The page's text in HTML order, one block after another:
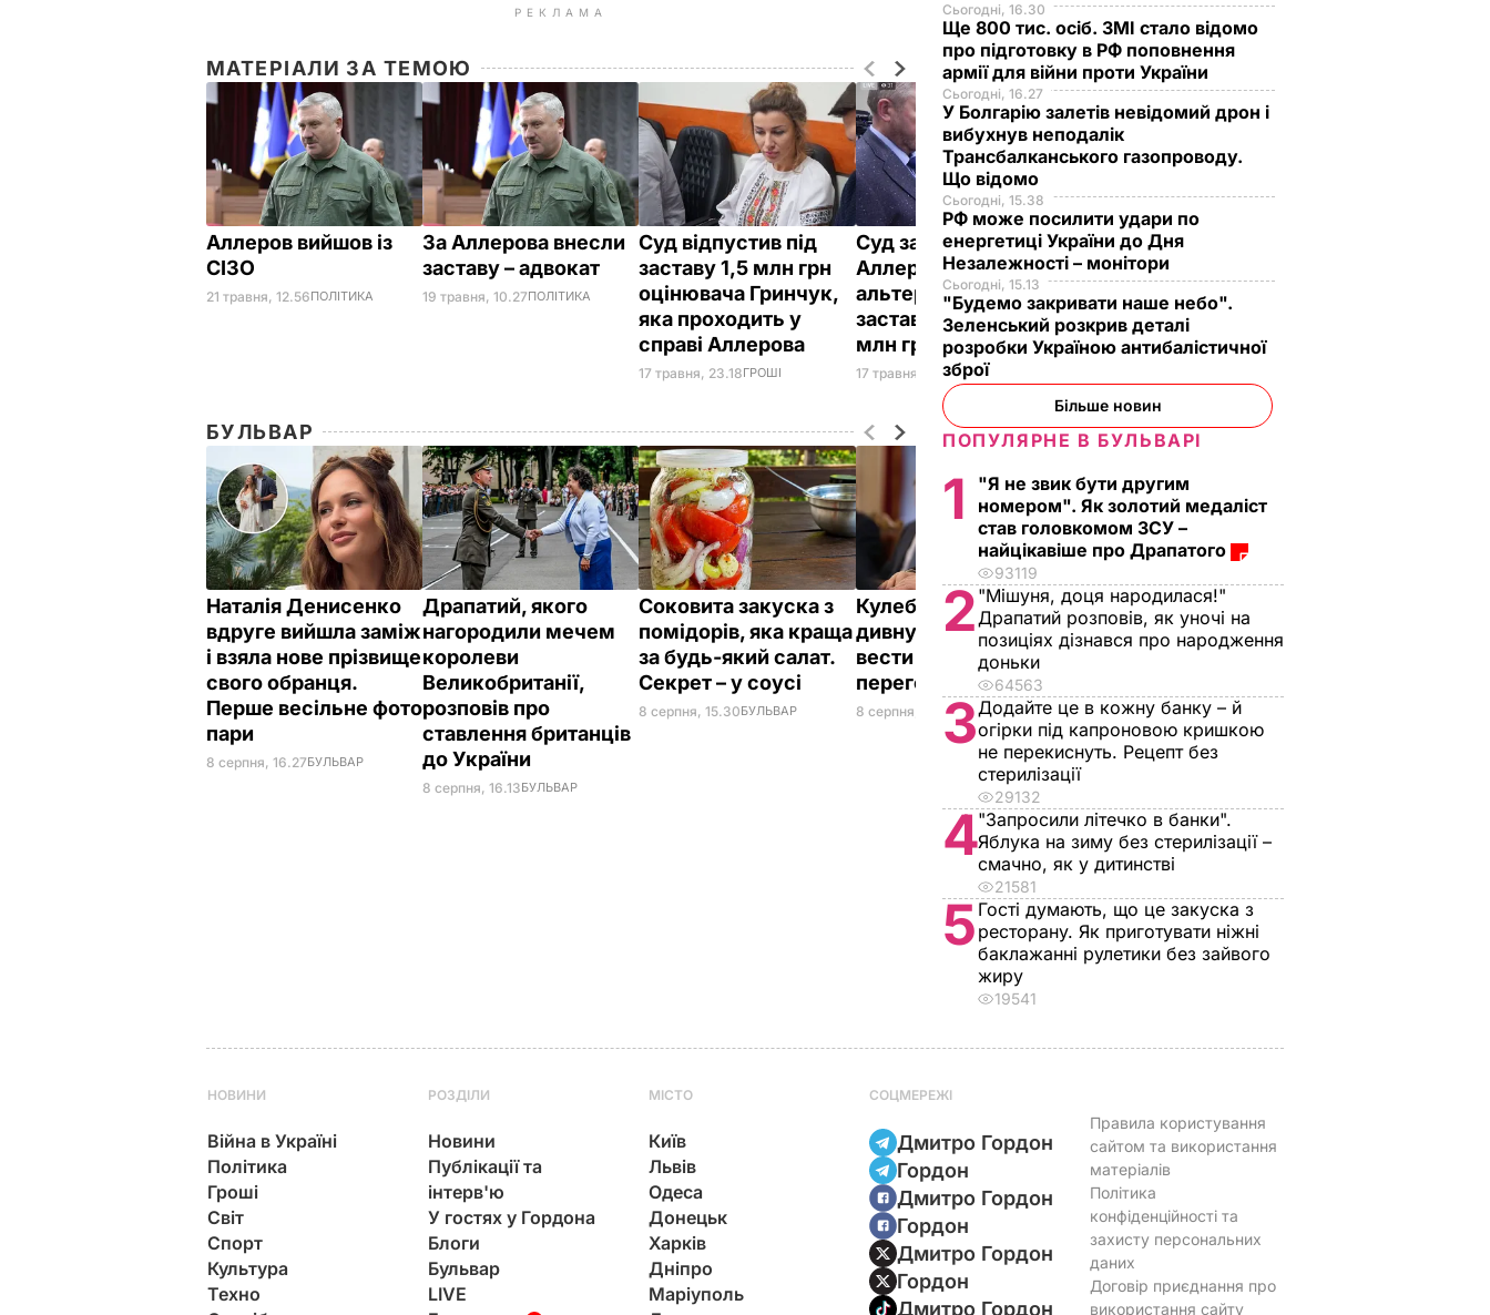
РЕКЛАМА
МАТЕРІАЛИ ЗА ТЕМОЮ
Аллеров вийшов із
СІЗО
21 травня, 12.56ПОЛІТИКА
За Аллерова внесли
заставу – адвокат
19 травня, 10.27ПОЛІТИКА
Суд відпустив під
заставу 1,5 млн грн
оцінювача Гринчук,
яка проходить у
справі Аллерова
17 травня, 23.18ГРОШІ
Суд заарештував
Аллерова на 60 діб з
альтернативою
застави в розмірі 4,8
млн грн
17 травня, 12.51ПОЛІТИКА
БУЛЬВАР
Наталія Денисенко
вдруге вийшла заміж
і взяла нове прізвище
свого обранця.
Перше весільне фото
пари
8 серпня, 16.27БУЛЬВАР
Драпатий, якого
нагородили мечем
королеви
Великобританії,
розповів про
ставлення британців
до України
8 серпня, 16.13БУЛЬВАР
Соковита закуска з
помідорів, яка краща
за будь-який салат.
Секрет – у соусі
8 серпня, 15.30БУЛЬВАР
Кулеба розповів про
дивну манеру Путіна
вести телефонні
переговори
8 серпня, 10.25СВІТ
Кулеба пояснив,
чому Трамп
насправді
костюма
Зеленського
8 серпня, 07.07СВІТ
Сьогодні, 16.30
Ще 800 тис. осіб. ЗМІ стало відомо
про підготовку в РФ поповнення
армії для війни проти України
Сьогодні, 16.27
У Болгарію залетів невідомий дрон і
вибухнув неподалік
Трансбалканського газопроводу.
Що відомо
Сьогодні, 15.38
РФ може посилити удари по
енергетиці України до Дня
Незалежності – монітори
Сьогодні, 15.13
"Будемо закривати наше небо".
Зеленський розкрив деталі
розробки Україною антибалістичної
зброї
Більше новин
ПОПУЛЯРНЕ В БУЛЬВАРІ
1
"Я не звик бути другим
номером". Як золотий медаліст
став головкомом ЗСУ –
найцікавіше про Драпатого
93119
2 "Мішуня, доця народилася!"
Драпатий розповів, як уночі на
позиціях дізнався про народження
доньки
64563
3Додайте це в кожну банку – й
огірки під капроновою кришкою
не перекиснуть. Рецепт без
стерилізації
29132
4"Запросили літечко в банки".
Яблука на зиму без стерилізації –
смачно, як у дитинстві
21581
5 Гості думають, що це закуска з
ресторану. Як приготувати ніжні
баклажанні рулетики без зайвого
жиру
19541
НОВИНИ
Війна в Україні
Політика
Гроші
Світ
Спорт
Культура
Техно
РОЗДІЛИ
Новини
Публікації та
інтерв'ю
У гостях у Гордона
Блоги
Бульвар
LIVE
МІСТО
Київ
Львів
Одеса
Донецьк
Харків
Дніпро
Маріуполь
СОЦМЕРЕЖІ
Дмитро Гордон
Гордон
Дмитро Гордон
Гордон
Дмитро Гордон
Гордон
Дмитро Гордон
Правила користування
сайтом та використання
матеріалів
Політика
конфіденційності та
захисту персональних
даних
Договір приєднання про
використання сайту